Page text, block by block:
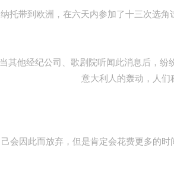
带到欧洲，在六天内参加了十三次选角
他经纪公司、歌剧院听闻此消息后，纷
意大利人的轰动，人们
因此而放弃，但是肯定会花费更多的时